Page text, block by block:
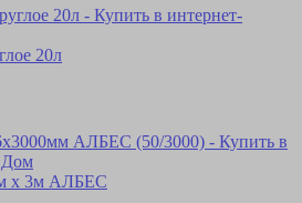
20л
х 3м АЛБЕС